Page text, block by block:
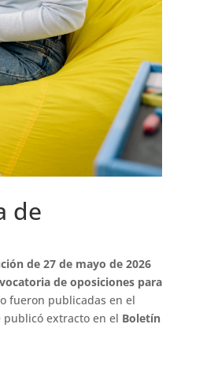
de
de 27 de mayo de 2026
de oposiciones para
fueron publicadas en el
publicó extracto en el Boletín